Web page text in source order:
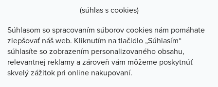
(súhlas s cookies)
Súhlasom so spracovaním súborov cookies nám pomáhate
zlepšovať náš web. Kliknutím na tlačidlo „Súhlasím“
súhlasíte so zobrazením personalizovaného obsahu,
relevantnej reklamy a zároveň vám môžeme poskytnúť
skvelý zážitok pri online nakupovaní.
O Stevula